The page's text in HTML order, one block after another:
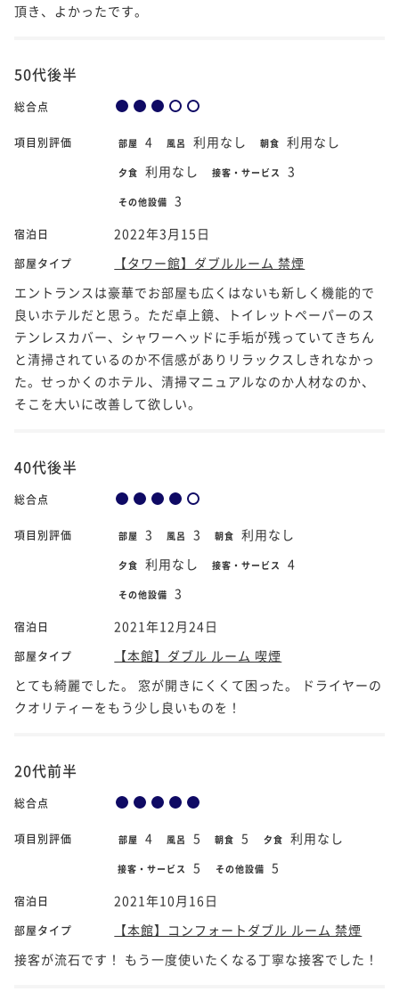
頂き、よかったです。
50代後半
総合点
項目別評価 部屋 4 風呂 利用なし 朝食 利用なし
夕食 利用なし 接客・サービス 3
その他設備 3
宿泊日 2022年3月15日
部屋タイプ
【タワー館】ダブルルーム 禁煙
エントランスは豪華でお部屋も広くはないも新しく機能的で
良いホテルだと思う。ただ卓上鏡、トイレットペーパーのス
テンレスカバー、シャワーヘッドに手垢が残っていてきちん
と清掃されているのか不信感がありリラックスしきれなかっ
た。せっかくのホテル、清掃マニュアルなのか人材なのか、
そこを大いに改善して欲しい。
40代後半
総合点
項目別評価 部屋 3 風呂 3 朝食 利用なし
夕食 利用なし 接客・サービス 4
その他設備 3
宿泊日 2021年12月24日
部屋タイプ
【本館】ダブル ルーム 喫煙
とても綺麗でした。 窓が開きにくくて困った。 ドライヤーの
クオリティーをもう少し良いものを！
20代前半
総合点
項目別評価 部屋 4 風呂 5 朝食 5 夕食 利用なし
接客・サービス 5 その他設備 5
宿泊日 2021年10月16日
部屋タイプ
【本館】コンフォートダブル ルーム 禁煙
接客が流石です！ もう一度使いたくなる丁寧な接客でした！